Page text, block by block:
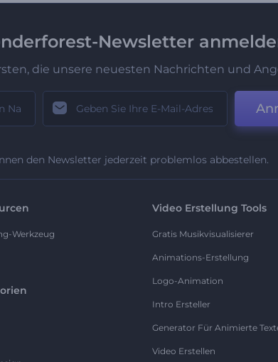
Newsletter
die unsere neuesten Nachrichten und
den Newsletter jederzeit problemlos abbestellen.
Werkzeug
Video Erstellung Tools
Gratis Musikvisualisierer
Animations-Erstellung
Logo-Animation
Intro Ersteller
Generator Für Animierte
Video Erstellen